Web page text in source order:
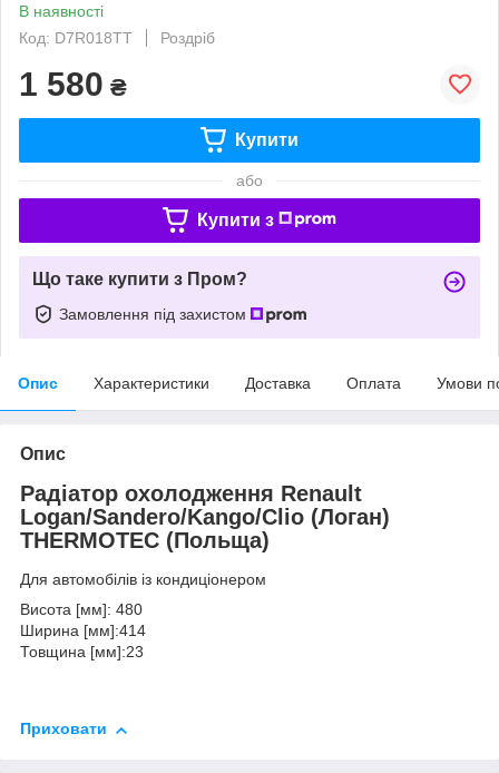
В наявності
Код: D7R018TT
Роздріб
1 580 ₴
Купити
або
Купити з
Що таке купити з Пром?
Замовлення під захистом
Опис Характеристики Доставка Оплата Умови
Опис
Радіатор охолодження Renault
Logan/Sandero/Kango/Clio (Логан)
THERMOTEC (Польща)
Для автомобілів із кондиціонером
Висота [мм]: 480
Ширина [мм]:414
Товщина [мм]:23
Приховати